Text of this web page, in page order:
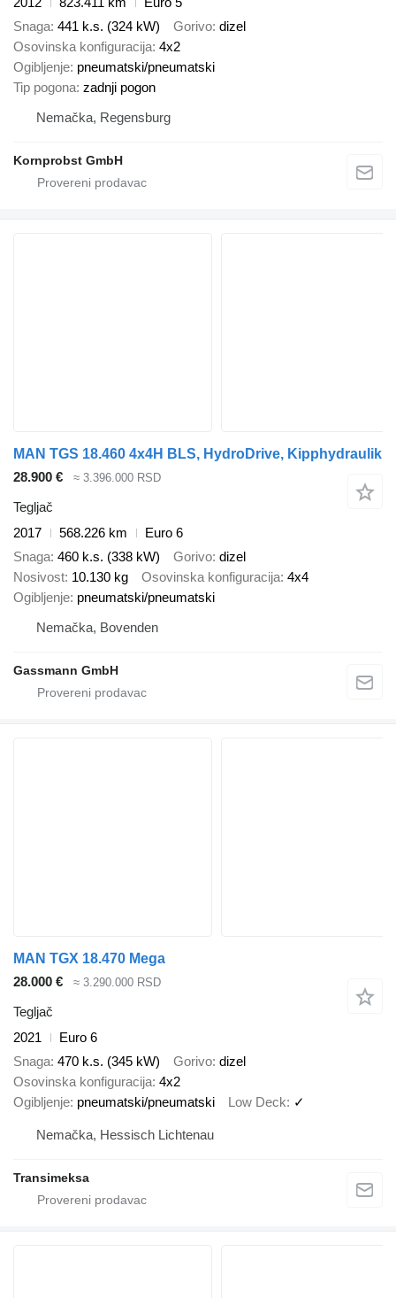
Snaga 441 k.s. (324 kW) Gorivo dizel
Osovinska konfiguracija 4x2
Ogibljenje pneumatski/pneumatski
Tip pogona zadnji pogon
Nemačka, Regensburg
Kornprobst GmbH
MAN TGS 18.460 4x4H BLS, HydroDrive, Kipphydraulik
28.900 €
≈ 3.396.000 RSD
Tegljač
2017
568.226 km
Euro 6
Snaga 460 k.s. (338 kW) Gorivo dizel
Nosivost 10.130 kg Osovinska konfiguracija 4x4
Ogibljenje pneumatski/pneumatski
Nemačka, Bovenden
Gassmann GmbH
MAN TGX 18.470 Mega
28.000 €
≈ 3.290.000 RSD
Tegljač
2021
Euro 6
Snaga 470 k.s. (345 kW) Gorivo dizel
Osovinska konfiguracija 4x2
Ogibljenje pneumatski/pneumatski Low Deck ✓
Nemačka, Hessisch Lichtenau
Transimeksa